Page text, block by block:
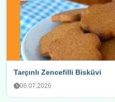
Tarçınlı Zencefilli Bisküvi
06.07.2026